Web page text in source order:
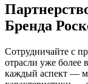
Бренда
Сотрудничайте с
отрасли уже более
каждый аспект —